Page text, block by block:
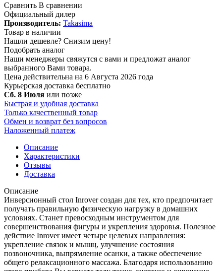
Сравнить В сравнении
Официальный дилер
Производитель: Takasima
Товар в наличии
Нашли дешевле? Снизим цену!
Подобрать аналог
Наши менеджеры свяжутся с вами и предложат аналог
выбранного Вами товара.
Цена действительна на 6 Августа 2026 года
Курьерская доставка бесплатно
Сб. 8 Июля или позже
Быстрая и удобная доставка
Только качественный товар
Обмен и возврат без вопросов
Наложенный платеж
Описание
Характеристики
Отзывы
Доставка
Описание
Инверсионный стол Inrover создан для тех, кто предпочитает
получать правильную физическую нагрузку в домашних
условиях. Станет превосходным инструментом для
совершенствования фигуры и укрепления здоровья. Полезное
действие Inrover имеет четыре целевых направления:
укрепление связок и мышц, улучшение состояния
позвоночника, выпрямление осанки, а также обеспечение
общего релаксационного массажа. Благодаря использованию